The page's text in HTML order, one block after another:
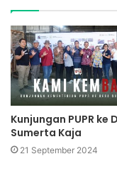
Kunjungan PUPR ke
Sumerta Kaja
21 September 2024